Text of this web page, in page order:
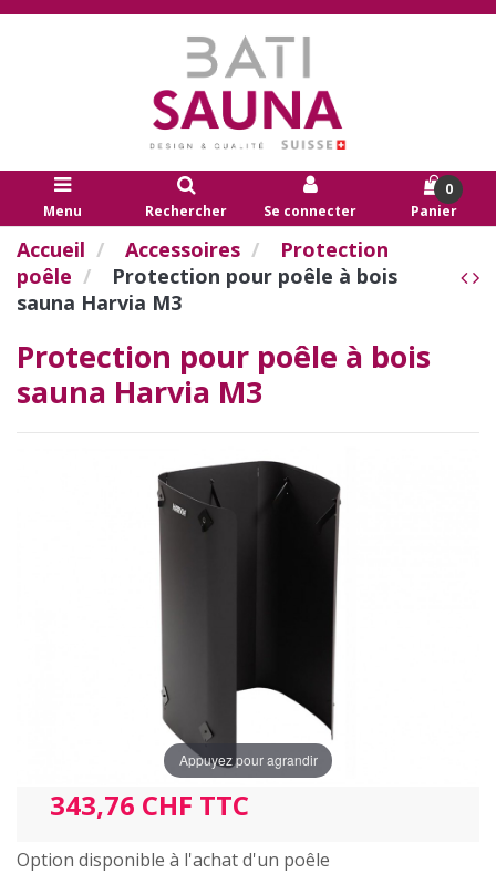
Menu Rechercher Se connecter
0
Panier
Accueil Accessoires
Protection
poêle
Protection pour poêle à bois
sauna Harvia M3
Protection pour poêle à bois
sauna Harvia M3
Appuyez pour agrandir
343,76 CHF TTC
Option disponible à l'achat d'un poêle